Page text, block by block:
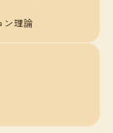
理論